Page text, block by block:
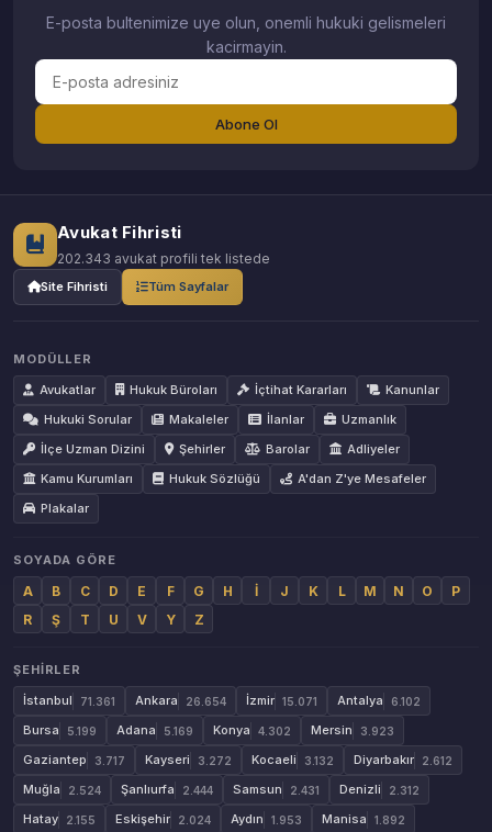
E-posta bultenimize uye olun, onemli hukuki gelismeleri
kacirmayin.
Abone Ol
Avukat Fihristi
202.343 avukat profili tek listede
Site Fihristi Tüm Sayfalar
MODÜLLER
Avukatlar
Hukuk Büroları İçtihat Kararları
Kanunlar
Hukuki Sorular
Makaleler İlanlar
Uzmanlık
İlçe Uzman Dizini
Şehirler Barolar
Adliyeler
Kamu Kurumları
Hukuk Sözlüğü
A'dan Z'ye Mesafeler
Plakalar
SOYADA GÖRE
A B C D E F G H İ J K L M N O
P
R
Ş T U V Y Z
ŞEHIRLER
İstanbul
71.361 Ankara 26.654 İzmir 15.071 Antalya 6.102
Bursa 5.199 Adana 5.169 Konya 4.302 Mersin 3.923
Gaziantep 3.717 Kayseri 3.272 Kocaeli 3.132 Diyarbakır 2.612
Muğla 2.524 Şanlıurfa 2.444 Samsun 2.431 Denizli 2.312
Hatay 2.155 Eskişehir 2.024 Aydın 1.953 Manisa 1.892